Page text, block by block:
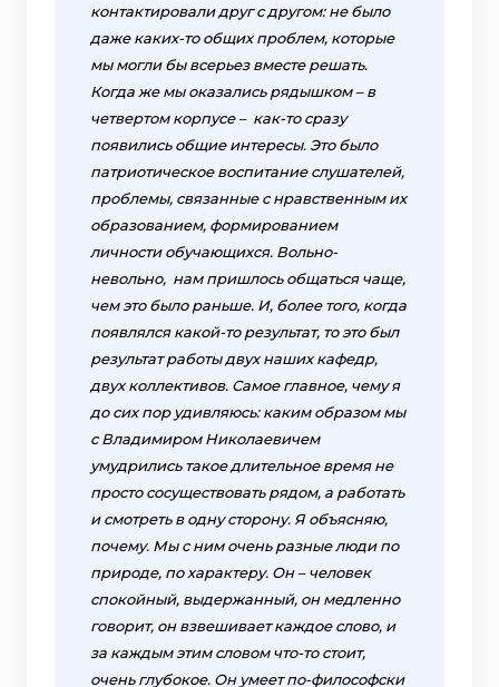
контактировали друг с другом: не было
даже каких-то общих проблем, которые
мы могли бы всерьез вместе решать.
Когда же мы оказались рядышком – в
четвертом корпусе – как-то сразу
появились общие интересы. Это было
патриотическое воспитание слушателей,
проблемы, связанные с нравственным их
образованием, формированием
личности обучающихся. Вольно-
невольно, нам пришлось общаться чаще,
чем это было раньше. И, более того, когда
появлялся какой-то результат, то это был
результат работы двух наших кафедр,
двух коллективов. Самое главное, чему я
до сих пор удивляюсь: каким образом мы
с Владимиром Николаевичем
умудрились такое длительное время не
просто сосуществовать рядом, а работать
и смотреть в одну сторону. Я объясняю,
почему. Мы с ним очень разные люди по
природе, по характеру. Он – человек
спокойный, выдержанный, он медленно
говорит, он взвешивает каждое слово, и
за каждым этим словом что-то стоит,
очень глубокое. Он умеет по-философски